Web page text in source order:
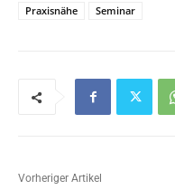
Praxisnähe
Seminar
Vorheriger Artikel